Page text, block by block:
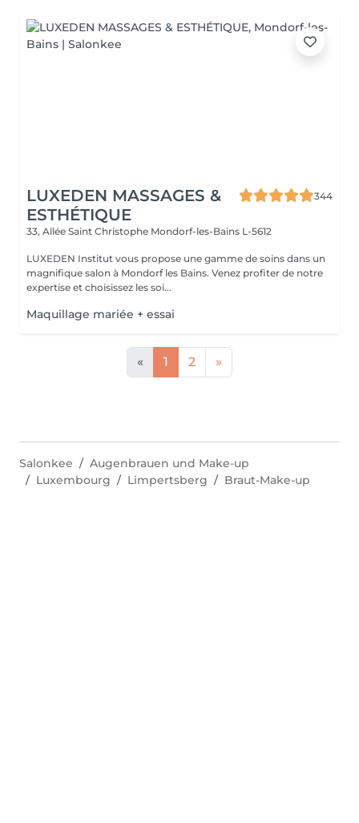
LUXEDEN MASSAGES &
ESTHÉTIQUE
344
33, Allée Saint Christophe Mondorf-les-Bains L-5612
LUXEDEN Institut vous propose une gamme de soins dans un
magnifique salon à Mondorf les Bains. Venez profiter de notre
expertise et choisissez les soi...
Maquillage mariée + essai
« 1 2 »
Salonkee
Augenbrauen und Make-up
Luxembourg
Limpertsberg Braut-Make-up